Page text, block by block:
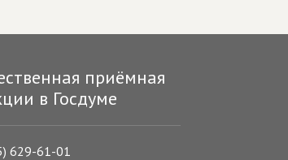
приёмная
в Госдуме
629-61-01